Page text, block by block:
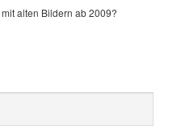
mit alten Bildern ab 2009?